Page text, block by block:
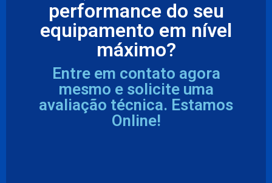
performance do seu
equipamento em nível
máximo?
Entre em contato agora
mesmo e solicite uma
avaliação técnica. Estamos
Online!